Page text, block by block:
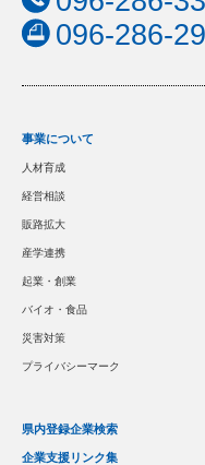
096-286-
事業について
人材育成
経営相談
販路拡大
産学連携
起業・創業
バイオ・食品
災害対策
プライバシーマーク
県内登録企業検索
企業支援リンク集